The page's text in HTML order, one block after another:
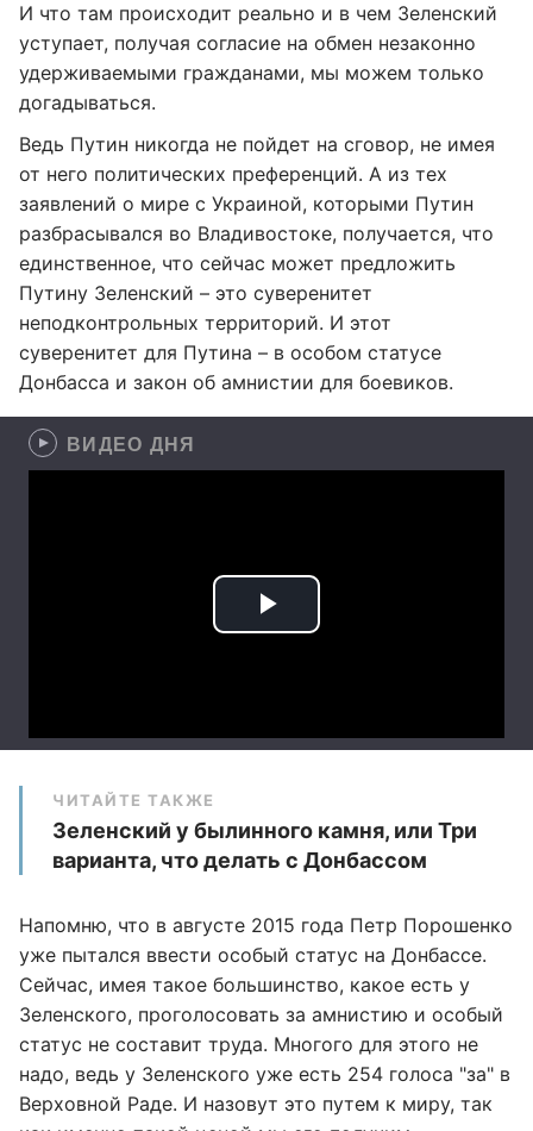
И что там происходит реально и в чем Зеленский
уступает, получая согласие на обмен незаконно
удерживаемыми гражданами, мы можем только
догадываться.
Ведь Путин никогда не пойдет на сговор, не имея
от него политических преференций. А из тех
заявлений о мире с Украиной, которыми Путин
разбрасывался во Владивостоке, получается, что
единственное, что сейчас может предложить
Путину Зеленский – это суверенитет
неподконтрольных территорий. И этот
суверенитет для Путина – в особом статусе
Донбасса и закон об амнистии для боевиков.
ВИДЕО ДНЯ
ЧИТАЙТЕ ТАКЖЕ
Зеленский у былинного камня, или Три
варианта, что делать с Донбассом
Напомню, что в августе 2015 года Петр Порошенко
уже пытался ввести особый статус на Донбассе.
Сейчас, имея такое большинство, какое есть у
Зеленского, проголосовать за амнистию и особый
статус не составит труда. Многого для этого не
надо, ведь у Зеленского уже есть 254 голоса "за" в
Верховной Раде. И назовут это путем к миру, так